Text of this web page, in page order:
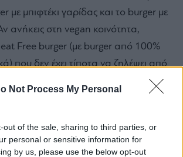
Not Process My Personal
out of the sale, sharing to third parties, or
personal or sensitive information for
by us, please use the below opt-out
με μπιφτέκι γαρίδας και το burger με
ανήκεις στη vegan κοινότητα,
Free burger (με burger από 100%
που δεν έχει τίποτα να ζηλέψει από